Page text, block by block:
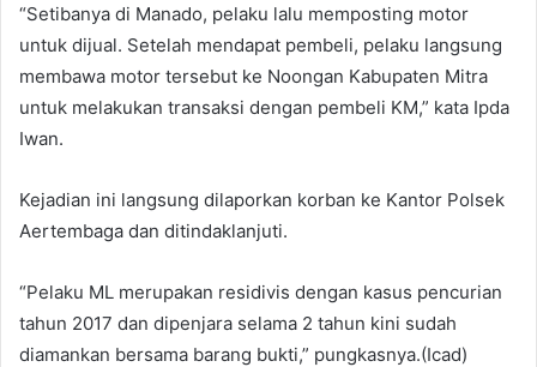
“Setibanya di Manado, pelaku lalu memposting motor
untuk dijual. Setelah mendapat pembeli, pelaku langsung
membawa motor tersebut ke Noongan Kabupaten Mitra
untuk melakukan transaksi dengan pembeli KM,” kata Ipda
Iwan.
Kejadian ini langsung dilaporkan korban ke Kantor Polsek
Aertembaga dan ditindaklanjuti.
“Pelaku ML merupakan residivis dengan kasus pencurian
tahun 2017 dan dipenjara selama 2 tahun kini sudah
diamankan bersama barang bukti,” pungkasnya.(Icad)